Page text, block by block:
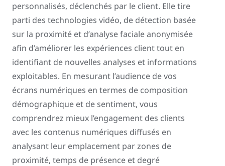
personnalisés, déclenchés par le client. Elle tire
parti des technologies vidéo, de détection basée
sur la proximité et d’analyse faciale anonymisée
afin d’améliorer les expériences client tout en
identifiant de nouvelles analyses et informations
exploitables. En mesurant l’audience de vos
écrans numériques en termes de composition
démographique et de sentiment, vous
comprendrez mieux l’engagement des clients
avec les contenus numériques diffusés en
analysant leur emplacement par zones de
proximité, temps de présence et degré